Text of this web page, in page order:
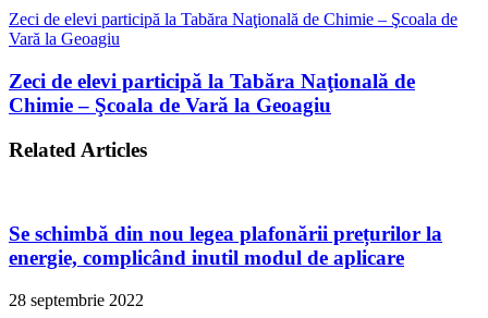
Zeci de elevi participă la Tabăra Naţională de Chimie – Şcoala de
Vară la Geoagiu
Zeci de elevi participă la Tabăra Naţională de
Chimie – Şcoala de Vară la Geoagiu
Related Articles
Se schimbă din nou legea plafonării prețurilor la
energie, complicând inutil modul de aplicare
28 septembrie 2022